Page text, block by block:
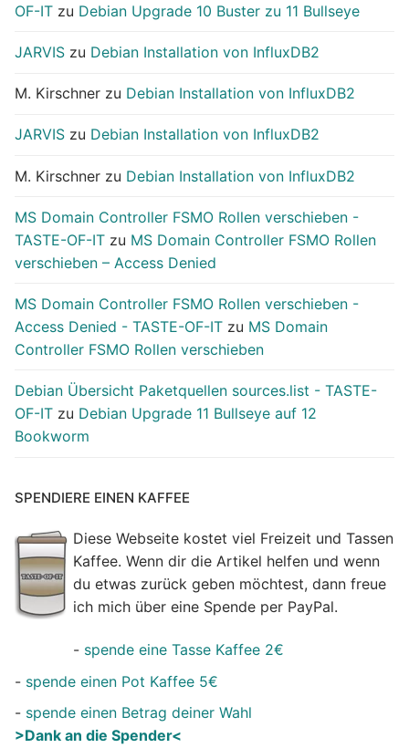
OF-IT zu Debian Upgrade 10 Buster zu 11 Bullseye
JARVIS zu Debian Installation von InfluxDB2
M. Kirschner zu Debian Installation von InfluxDB2
JARVIS zu Debian Installation von InfluxDB2
M. Kirschner zu Debian Installation von InfluxDB2
MS Domain Controller FSMO Rollen verschieben -
TASTE-OF-IT zu MS Domain Controller FSMO Rollen
verschieben – Access Denied
MS Domain Controller FSMO Rollen verschieben -
Access Denied - TASTE-OF-IT zu MS Domain
Controller FSMO Rollen verschieben
Debian Übersicht Paketquellen sources.list - TASTE-
OF-IT zu Debian Upgrade 11 Bullseye auf 12
Bookworm
SPENDIERE EINEN KAFFEE
Diese Webseite kostet viel Freizeit und Tassen
Kaffee. Wenn dir die Artikel helfen und wenn
du etwas zurück geben möchtest, dann freue
ich mich über eine Spende per PayPal.
- spende eine Tasse Kaffee 2€
- spende einen Pot Kaffee 5€
- spende einen Betrag deiner Wahl
>Dank an die Spender<